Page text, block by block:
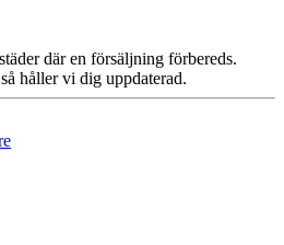
där en försäljning förbereds.
håller vi dig uppdaterad.